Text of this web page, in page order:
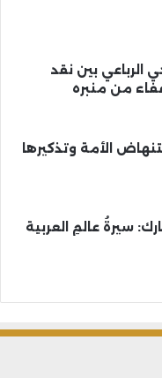
الرباعي بين نقد
من منبره
الأمة وتذكيرها
سيرةُ عالمِ العربية